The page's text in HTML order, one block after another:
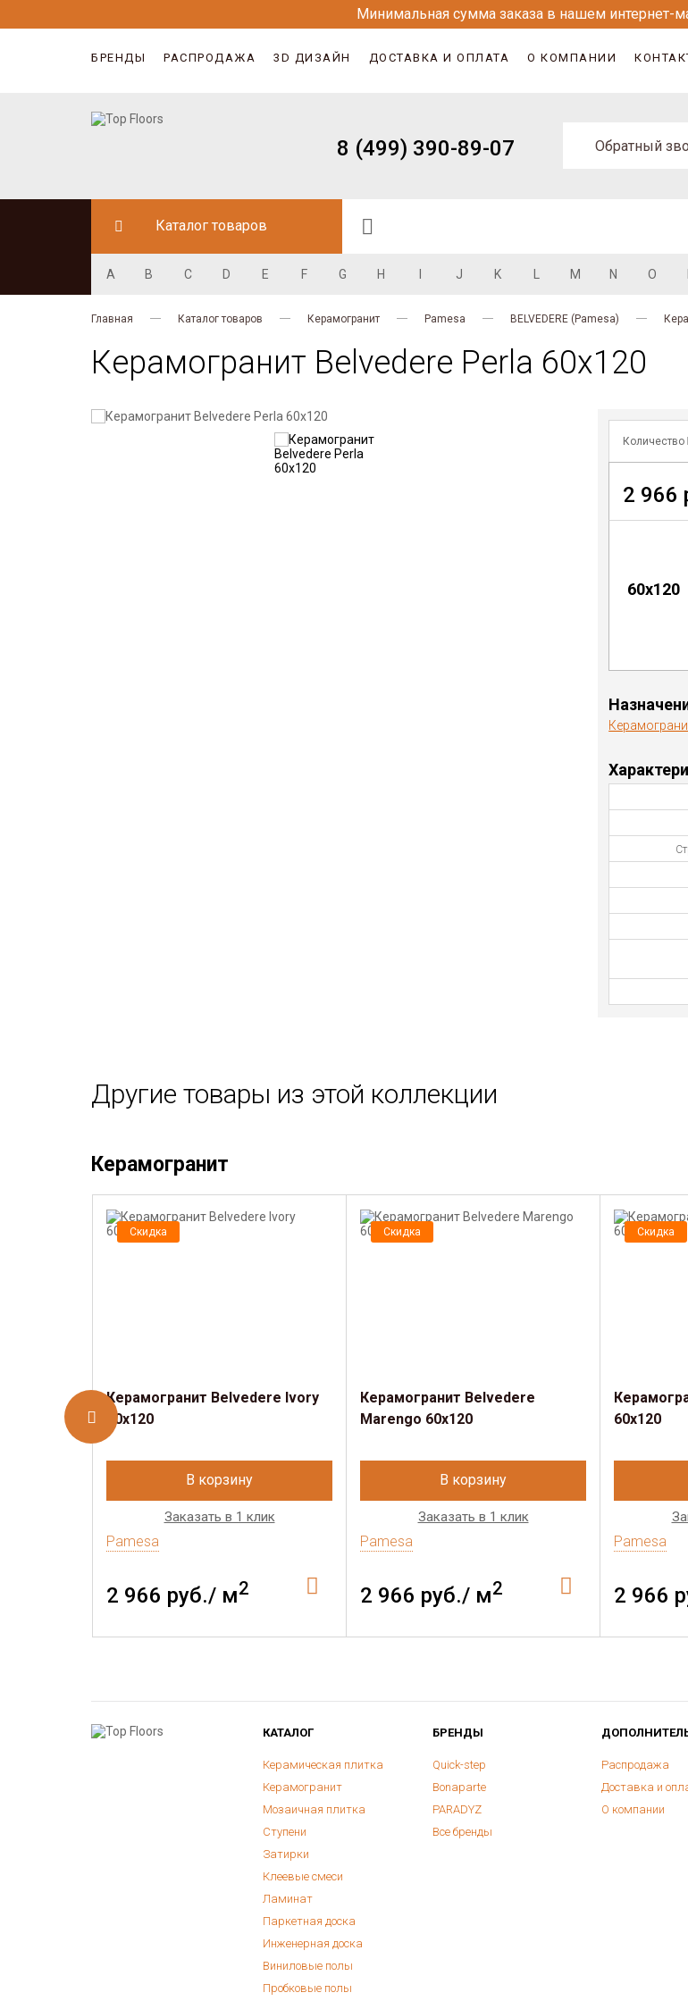
Минимальная сумма заказа в нашем интернет-
БРЕНДЫ РАСПРОДАЖА 3D ДИЗАЙН ДОСТАВКА И ОПЛАТА О КОМПАНИИ
8 (499) 390-89-07 Обратный
Каталог товаров
A B C D E F G H J K M N O
Главная Каталог товаров Керамогранит Pamesa BELVEDERE (Pamesa)
Керамогранит Belvedere Perla 60x120
Количество
2 966
60x120
Другие товары из этой коллекции
Керамогранит
Скидка
Керамогранит Belvedere Ivory
60x120
В корзину
Заказать в 1 клик
Pamesa
2 966 руб./ м2
Скидка
Керамогранит Belvedere
Marengo 60x120
В корзину
Заказать в 1 клик
Pamesa
2 966 руб./ м2
Скидка
60x120
Pamesa
2 966
КАТАЛОГ
Керамическая плитка
Керамогранит
Мозаичная плитка
Ступени
Затирки
Клеевые смеси
Ламинат
Паркетная доска
Инженерная доска
Виниловые полы
Пробковые полы
БРЕНДЫ
Quick-step
Bonaparte
PARADYZ
Все бренды
Распродажа
Доставка и
О компании